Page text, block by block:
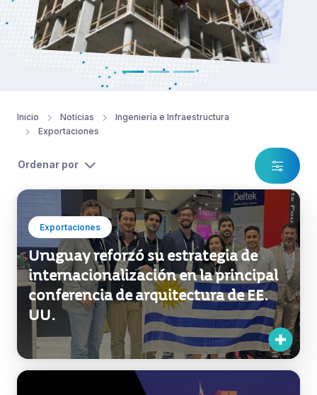
Exportaciones
Uruguay reforzó su estrategia de
internacionalización en la principal
conferencia de arquitectura de EE.
Uruguay participará por segundo
año consecutivo en la AIA
Conference on Architecture & Design
en San Diego